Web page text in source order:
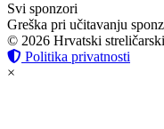
Svi sponzori
Greška pri učitavanju
© 2026 Hrvatski
Politika privatnosti
×